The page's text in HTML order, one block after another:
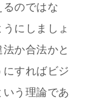
るのではな
にしましょ
か合法かと
すればビジ
う理論であ